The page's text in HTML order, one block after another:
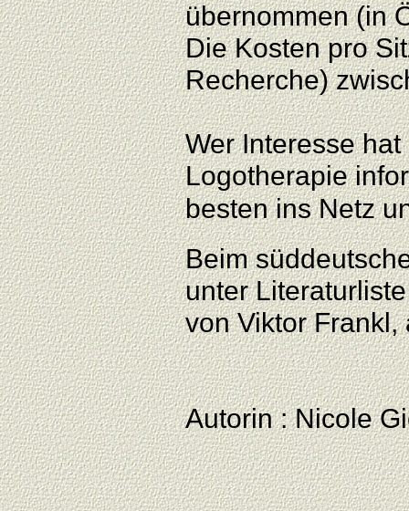
übernommen (in
Die Kosten pro
Recherche)
Wer Interesse
Logotherapie
besten ins Netz
Beim
unter
von Viktor
Autorin : Nicole